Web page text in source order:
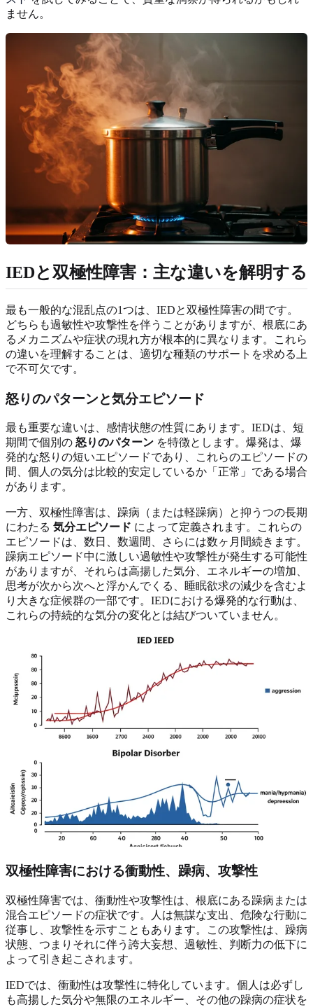
ません。
IEDと双極性障害：主な違いを解明する
最も一般的な混乱点の1つは、IEDと双極性障害の間です。
どちらも過敏性や攻撃性を伴うことがありますが、根底にあ
るメカニズムや症状の現れ方が根本的に異なります。これら
の違いを理解することは、適切な種類のサポートを求める上
で不可欠です。
怒りのパターンと気分エピソード
最も重要な違いは、感情状態の性質にあります。IEDは、短
期間で個別の 怒りのパターン を特徴とします。爆発は、爆
発的な怒りの短いエピソードであり、これらのエピソードの
間、個人の気分は比較的安定しているか「正常」である場合
があります。
一方、双極性障害は、躁病（または軽躁病）と抑うつの長期
にわたる 気分エピソード によって定義されます。これらの
エピソードは、数日、数週間、さらには数ヶ月間続きます。
躁病エピソード中に激しい過敏性や攻撃性が発生する可能性
がありますが、それらは高揚した気分、エネルギーの増加、
思考が次から次へと浮かんでくる、睡眠欲求の減少を含むよ
り大きな症候群の一部です。IEDにおける爆発的な行動は、
これらの持続的な気分の変化とは結びついていません。
双極性障害における衝動性、躁病、攻撃性
双極性障害では、衝動性や攻撃性は、根底にある躁病または
混合エピソードの症状です。人は無謀な支出、危険な行動に
従事し、攻撃性を示すこともあります。この攻撃性は、躁病
状態、つまりそれに伴う誇大妄想、過敏性、判断力の低下に
よって引き起こされます。
IEDでは、衝動性は攻撃性に特化しています。個人は必ずし
も高揚した気分や無限のエネルギー、その他の躁病の症状を